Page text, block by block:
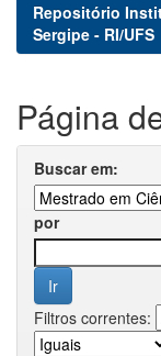
Repositório
Sergipe - RI/UFS
Página
Buscar em:
por
Filtros correntes: